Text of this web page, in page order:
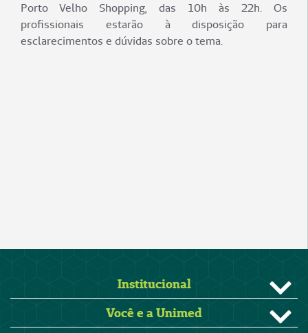
Porto Velho Shopping, das 10h às 22h. Os
profissionais estarão à disposição para
esclarecimentos e dúvidas sobre o tema.
Institucional
Você e a Unimed